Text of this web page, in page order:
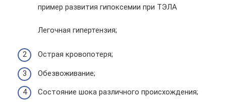
пример развития гипоксемии при ТЭЛА
Легочная гипертензия;
Острая кровопотеря;
Обезвоживание;
Состояние шока различного происхождения;